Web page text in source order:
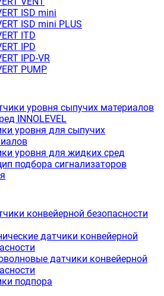
ISD mini
ISD mini PLUS
ITD
IРD
IРD-VR
PUMP
уровня сыпучих материалов
INNOLEVEL
уровня для сыпучих
уровня для жидких сред
подбора сигнализаторов
конвейерной безопасности
датчики конвейерной
датчики конвейерной
подпора